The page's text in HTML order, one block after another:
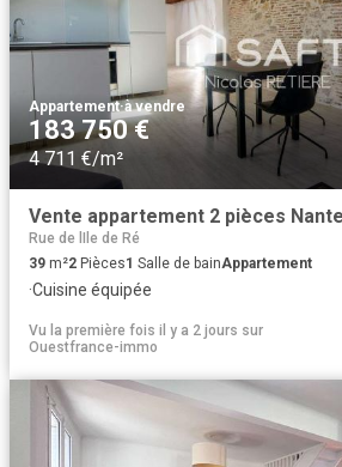
Appartement·à vendre
183 750 €
4 711 €/m²
Rue de lIle de Ré
39 m²2 Pièces1 Salle de bainAppartement
·Cuisine équipée
Vu la première fois il y a 2 jours sur
Ouestfrance-immo